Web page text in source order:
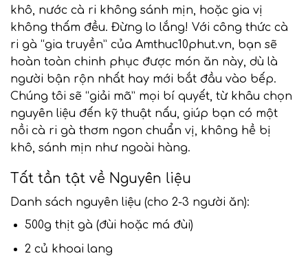
khô, nước cà ri không sánh mịn, hoặc gia vị
không thấm đều. Đừng lo lắng! Với công thức cà
ri gà “gia truyền” của Amthuc10phut.vn, bạn sẽ
hoàn toàn chinh phục được món ăn này, dù là
người bận rộn nhất hay mới bắt đầu vào bếp.
Chúng tôi sẽ “giải mã” mọi bí quyết, từ khâu chọn
nguyên liệu đến kỹ thuật nấu, giúp bạn có một
nồi cà ri gà thơm ngon chuẩn vị, không hề bị
khô, sánh mịn như ngoài hàng.
Tất tần tật về Nguyên liệu
Danh sách nguyên liệu (cho 2-3 người ăn):
500g thịt gà (đùi hoặc má đùi)
2 củ khoai lang